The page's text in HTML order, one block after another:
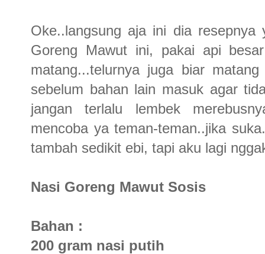
Oke..langsung aja ini dia
Goreng Mawut ini, pakai api
matang...telurnya juga biar
sebelum bahan lain masuk agar
jangan terlalu lembek
mencoba ya teman-teman..jika
tambah sedikit ebi, tapi aku lagi
Nasi Goreng Mawut Sosis
Bahan :
200 gram nasi putih